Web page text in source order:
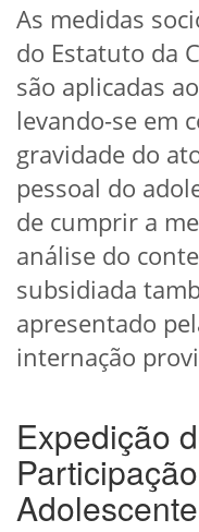
As medidas
do Estatuto da
são aplicadas
levando-se em
gravidade do
pessoal do
de cumprir a
análise do
subsidiada
apresentado
internação
Expedição